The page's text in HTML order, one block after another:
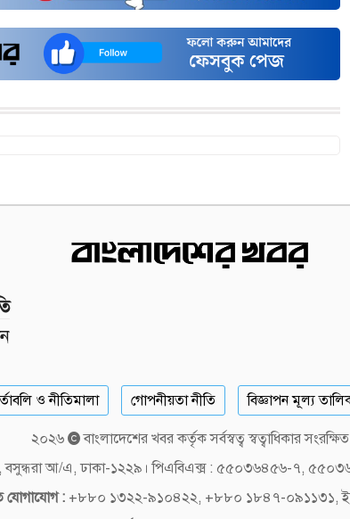
ও নীতিমালা গোপনীয়তা নীতি বিজ্ঞাপন মূল্য
২০২৬
বাংলাদেশের খবর কর্তৃক সর্বস্বত্ব স্বত্বাধিকার সংরক্ষিত
বসুন্ধরা আ/এ, ঢাকা-১২২৯। পিএবিএক্স : ৫৫০৩৬৪৫৬-৭,
যোগাযোগ : +৮৮০ ১৩২২-৯১০৪২২, +৮৮০ ১৮৪৭-০৯১১৩১,